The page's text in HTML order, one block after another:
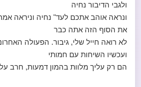
ולגבי הדיבור נחיה
ונראה אוהב אתכם לעד" נחיה וניראה
את הסוף הזה אתה כבר
לא רואה חייל שלי, גיבור. הפעולה
ועכשיו השיחות עם חמותי
הם רק עליך מלוות בהמון דמעות, חרב